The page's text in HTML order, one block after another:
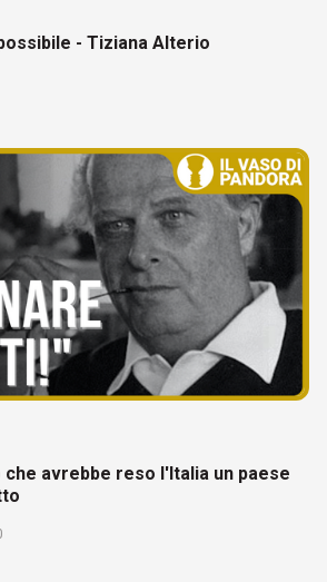
- Tiziana Alterio
avrebbe reso l'Italia un paese